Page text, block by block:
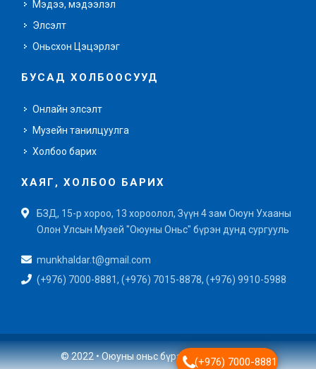
Мэдээ, мэдээлэл
Элсэлт
Оньсхон Цэцэрлэг
БУСАД ХОЛБООСУУД
Онлайн элсэлт
Музейн танилцуулга
Холбоо барих
ХАЯГ, ХОЛБОО БАРИХ
БЗД, 15-р хороо, 13 хороолол, Зүүн 4 зам Оюун Ухааны
Олон Улсын Музей "Оюуны Оньс" бүрэн дунд сургууль
munkhaldar.t@gmail.com
(+976) 7000-8881, (+976) 7015-8878, (+976) 9910-5988
© 2022 • Оюуны оньс бүрэн дунд сургууль
(+976) 7000-8881